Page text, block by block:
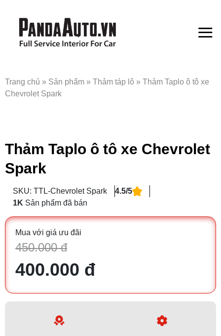
Trang chủ » Sản phẩm » Thảm táp lô » Thảm Taplo ô tô xe
Chevrolet Spark
Thảm Taplo ô tô xe Chevrolet
Spark
SKU: TTL-Chevrolet Spark
4.5/5
1K Sản phẩm đã bán
Mua với giá ưu đãi
450.000 đ
400.000 đ